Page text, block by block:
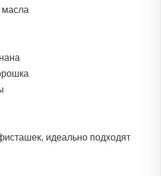
масла
идеально подходят